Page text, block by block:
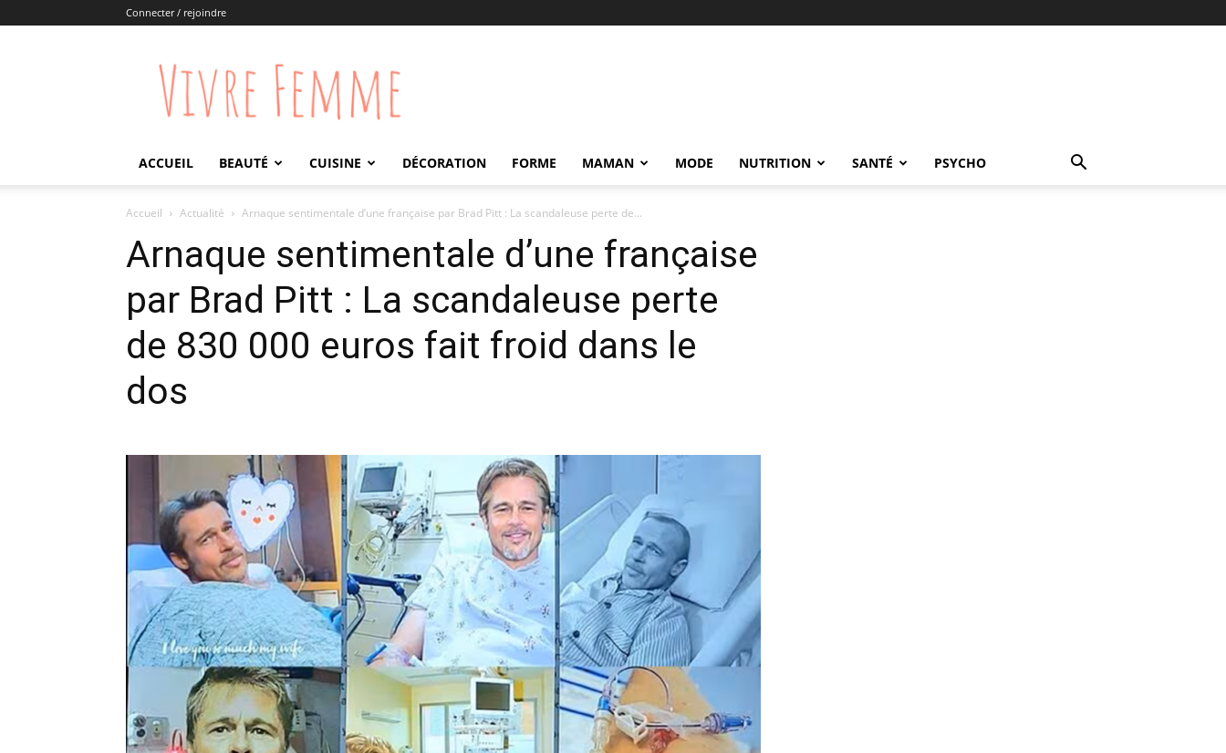
Connecter / rejoindre
Vivre
Femme
ACCUEIL BEAUTÉ CUISINE DÉCORATION FORME MAMAN MODE NUTRITION SANTÉ PSYCHO
Accueil Actualité Arnaque sentimentale d’une française par Brad Pitt : La scandaleuse perte de...
Arnaque sentimentale d’une française
par Brad Pitt : La scandaleuse perte
de 830 000 euros fait froid dans le
dos